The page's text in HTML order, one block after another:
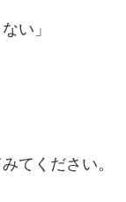
い」
てください。